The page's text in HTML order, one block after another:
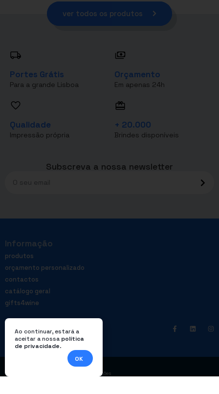
ver todos os produtos
Portes Grátis
Para a grande Lisboa
Orçamento
Em apenas 24h
Qualidade
Impressão própria
+ 20.000
Brindes disponíveis
Subscreva a nossa newsletter
Informação
produtos
orçamento personalizado
contactos
catálogo geral
gifts4wine
Livro de reclamações
Ao continuar, estará a
aceitar a nossa política
de privacidade.
OK